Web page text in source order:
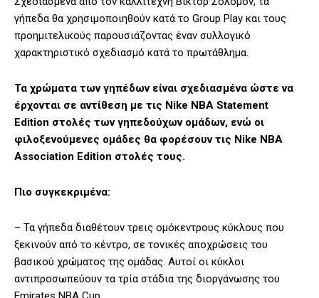
γήπεδα θα χρησιμοποιηθούν κατά το Group Play και τους
προημιτελικούς παρουσιάζοντας έναν συλλογικό
χαρακτηριστικό σχεδιασμό κατά το πρωτάθλημα.
Τα χρώματα των γηπέδων είναι σχεδιασμένα ώστε να
έρχονται σε αντίθεση με τις Nike NBA Statement
Edition στολές των γηπεδούχων ομάδων, ενώ οι
φιλοξενούμενες ομάδες θα φορέσουν τις Nike NBA
Association Edition στολές τους.
Πιο συγκεκριμένα:
– Τα γήπεδα διαθέτουν τρεις ομόκεντρους κύκλους που
ξεκινούν από το κέντρο, σε τονικές αποχρώσεις του
βασικού χρώματος της ομάδας. Αυτοί οι κύκλοι
αντιπροσωπεύουν τα τρία στάδια της διοργάνωσης του